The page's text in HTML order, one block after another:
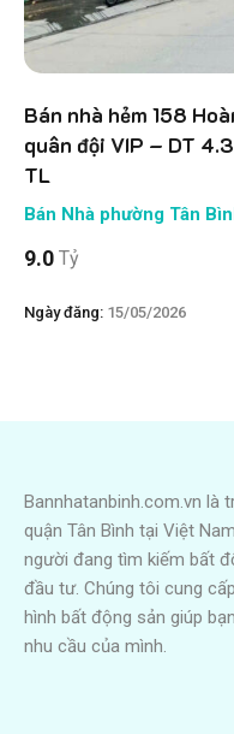
Bán nhà hẻm 158
quân đội VIP – DT
TL
Bán Nhà phường Tân
9.0 Tỷ
Ngày đăng: 15/05/2026
Bannhatanbinh.com.vn là
quận Tân Bình tại Việt
người đang tìm kiếm bất
đầu tư. Chúng tôi cung
hình bất động sản giúp
nhu cầu của mình.